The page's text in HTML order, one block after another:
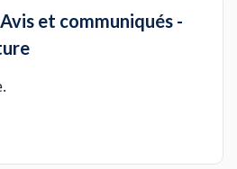
et communiqués -